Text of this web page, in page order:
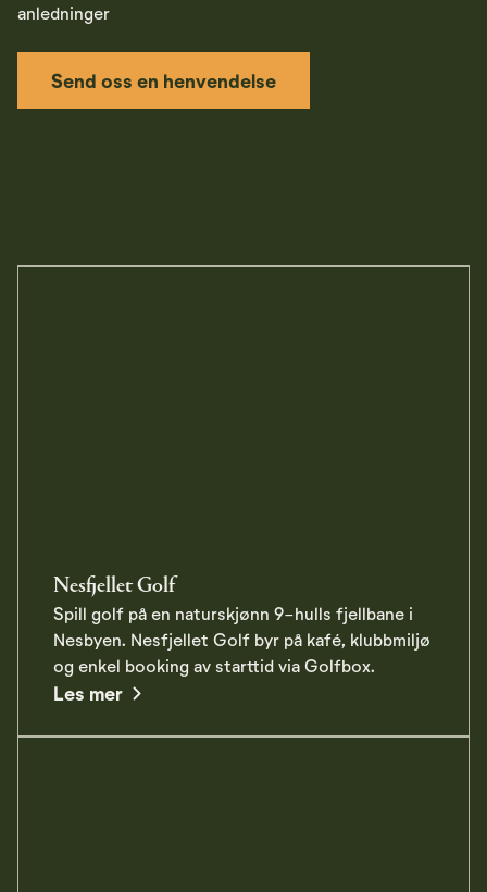
anledninger
Send oss en henvendelse
Nesfjellet Golf
Spill golf på en naturskjønn 9-hulls fjellbane i
Nesbyen. Nesfjellet Golf byr på kafé, klubbmiljø
og enkel booking av starttid via Golfbox.
Les mer about Nesfjellet Golf